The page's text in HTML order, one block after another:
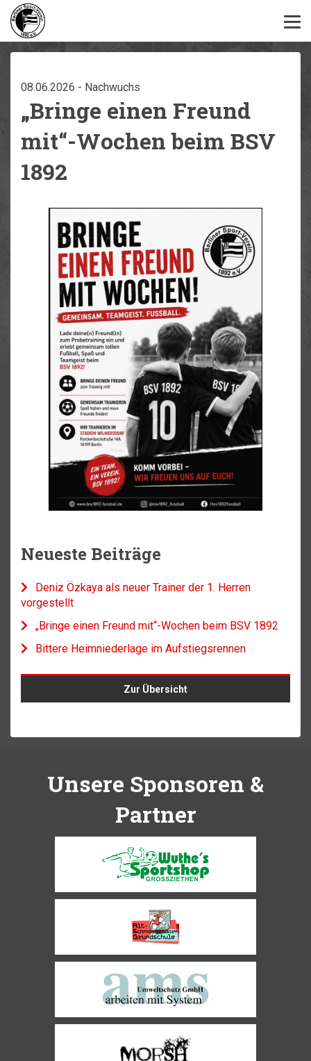
08.06.2026 - Nachwuchs
„Bringe einen Freund
mit“-Wochen beim BSV
1892
Neueste Beiträge
Deniz Özkaya als neuer Trainer der 1. Herren
vorgestellt
„Bringe einen Freund mit“-Wochen beim BSV 1892
Bittere Heimniederlage im Aufstiegsrennen
Zur Übersicht
Unsere Sponsoren &
Partner